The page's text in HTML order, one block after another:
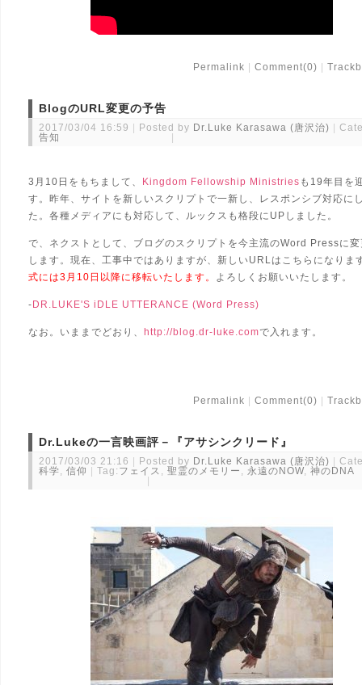
Permalink Comment(0)
BlogのURL変更の予告
2017/03/04 16:59 Posted by Dr.Luke Karasawa (唐沢治)
告知
3月10日をもちまして、 Kingdom Fellowship Ministries も19年目を
す。昨年、サイトを新しいスクリプトで一新し、レスポンシブ対応に
た。各種メディアにも対応して、ルックスも格段にUPしました。
で、ネクストとして、ブログのスクリプトを今主流のWord Pressに
します。現在、工事中ではありますが、新しいURLはこちらになりま
式には3月10日以降に移転いたします。 よろしくお願いいたします。
- DR.LUKE'S iDLE UTTERANCE (Word Press)
なお。いままでどおり、 http://blog.dr-luke.comで入れます。
Permalink Comment(0)
Dr.Lukeの一言映画評－『アサシンクリード』
2017/03/03 21:16 Posted by Dr.Luke Karasawa (唐沢治)
科学, 信仰 Tag: フェイス , 聖霊のメモリー , 永遠のNOW, 神のDNA